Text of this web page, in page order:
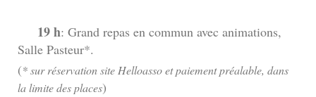
19 h: Grand repas en commun avec animations,
Salle Pasteur*.
(* sur réservation site Helloasso et paiement préalable, dans
la limite des places)